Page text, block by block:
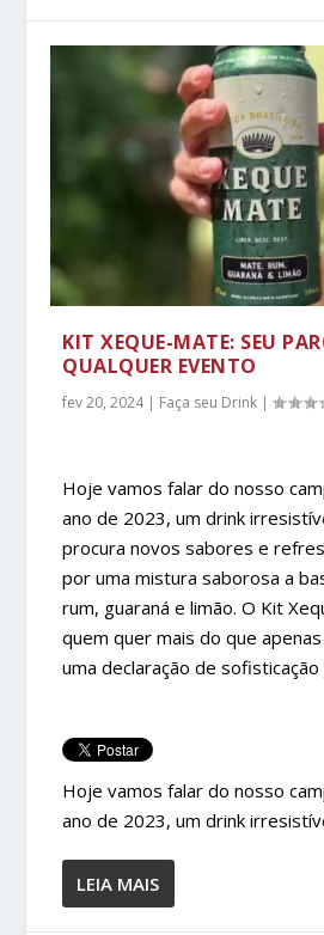
KIT XEQUE-MATE: SEU
QUALQUER EVENTO
fev 20, 2024| Faça seu Drink |
Hoje vamos falar do nosso
ano de 2023, um drink
procura novos sabores e
por uma mistura saborosa a
rum, guaraná e limão. O Kit
quem quer mais do que
uma declaração de
Hoje vamos falar do nosso
ano de 2023, um drink
LEIA MAIS